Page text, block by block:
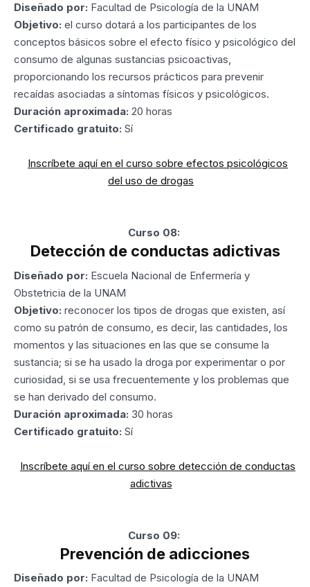
Diseñado por: Facultad de Psicología de la UNAM
Objetivo: el curso dotará a los participantes de los
conceptos básicos sobre el efecto físico y psicológico del
consumo de algunas sustancias psicoactivas,
proporcionando los recursos prácticos para prevenir
recaídas asociadas a síntomas físicos y psicológicos.
Duración aproximada: 20 horas
Certificado gratuito: Sí
Inscríbete aquí en el curso sobre efectos psicológicos
del uso de drogas
Curso 08:
Detección de conductas adictivas
Diseñado por: Escuela Nacional de Enfermería y
Obstetricia de la UNAM
Objetivo: reconocer los tipos de drogas que existen, así
como su patrón de consumo, es decir, las cantidades, los
momentos y las situaciones en las que se consume la
sustancia; si se ha usado la droga por experimentar o por
curiosidad, si se usa frecuentemente y los problemas que
se han derivado del consumo.
Duración aproximada: 30 horas
Certificado gratuito: Sí
Inscríbete aquí en el curso sobre detección de conductas
adictivas
Curso 09:
Prevención de adicciones
Diseñado por: Facultad de Psicología de la UNAM